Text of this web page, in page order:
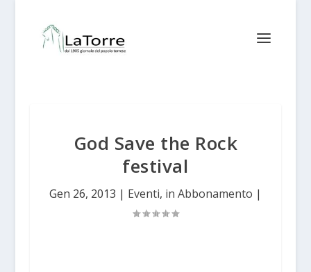
God Save the Rock
festival
Gen 26, 2013 | Eventi, in Abbonamento |